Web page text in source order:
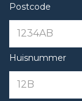
Postcode
Huisnummer